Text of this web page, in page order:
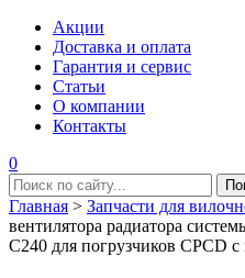
Акции
Доставка и оплата
Гарантия и сервис
Статьи
О компании
Контакты
0
Главная > Запчасти для
вентилятора радиатора
C240 для погрузчиков CPCD